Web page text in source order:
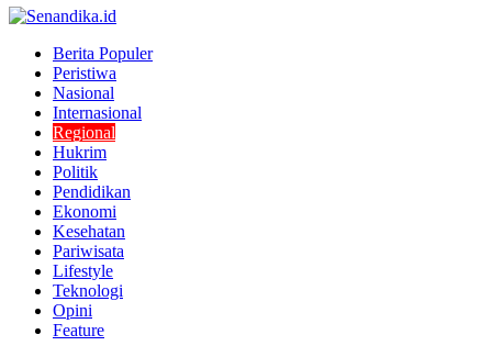
Berita Populer
Peristiwa
Nasional
Internasional
Regional
Hukrim
Politik
Pendidikan
Ekonomi
Kesehatan
Pariwisata
Lifestyle
Teknologi
Opini
Feature